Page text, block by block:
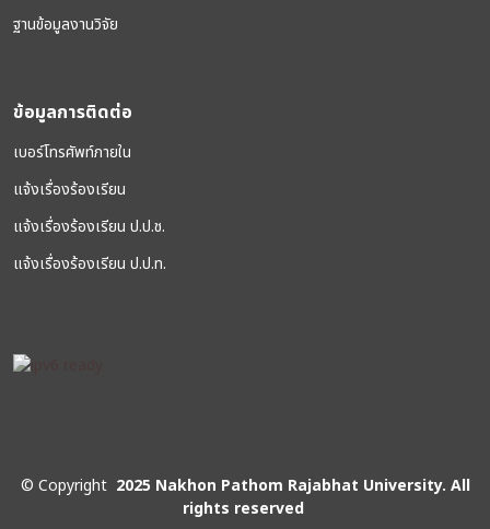
ฐานข้อมูลงานวิจัย
ข้อมูลการติดต่อ
เบอร์โทรศัพท์ภายใน
แจ้งเรื่องร้องเรียน
แจ้งเรื่องร้องเรียน ป.ป.ช.
แจ้งเรื่องร้องเรียน ป.ป.ท.
© Copyright 2025 Nakhon Pathom Rajabhat University. All
rights reserved